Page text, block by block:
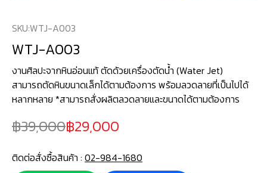
SKU:WTJ-A003
WTJ-A003
งานศิลปะจากหินอ่อนแท้ ตัดด้วยเครื่องตัดน้ำ (Water Jet)
สามารถตัดหินขนาดเล็กได้ตามต้องการ พร้อมลวดลายที่เป็นไปได้
หลากหลาย *สามารถสั่งผลิตลวดลายและขนาดได้ตามต้องการ
39,000 29,000
ติดต่อสั่งซื้อสินค้า : 02-984-1680